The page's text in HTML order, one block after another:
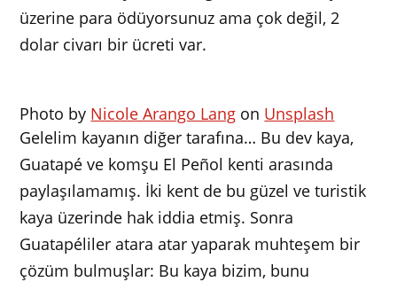
üzerine para ödüyorsunuz ama çok değil, 2
dolar civarı bir ücreti var.
Photo by Nicole Arango Lang on Unsplash
Gelelim kayanın diğer tarafına… Bu dev kaya,
Guatapé ve komşu El Peñol kenti arasında
paylaşılamamış. İki kent de bu güzel ve turistik
kaya üzerinde hak iddia etmiş. Sonra
Guatapéliler atara atar yaparak muhteşem bir
çözüm bulmuşlar: Bu kaya bizim, bunu